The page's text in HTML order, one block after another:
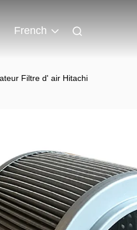
French
Filtre d' air Hitachi